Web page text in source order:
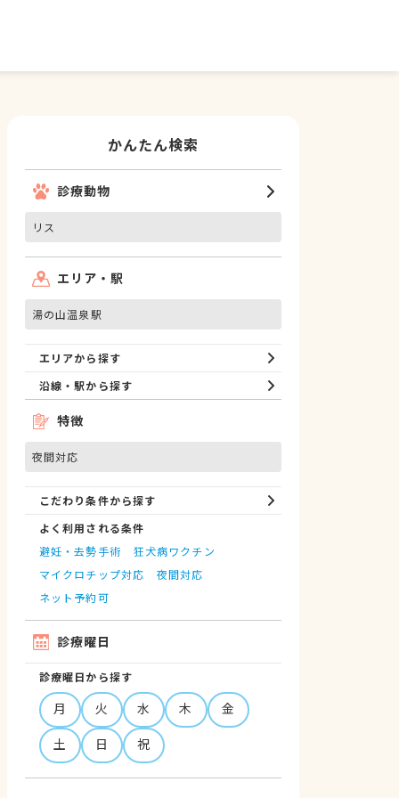
かんたん検索
診療動物
リス
エリア・駅
湯の山温泉駅
エリアから探す
沿線・駅から探す
特徴
夜間対応
こだわり条件から探す
よく利用される条件
避妊・去勢手術
狂犬病ワクチン
マイクロチップ対応
夜間対応
ネット予約可
診療曜日
診療曜日から探す
月 火 水 木
金
土
日 祝